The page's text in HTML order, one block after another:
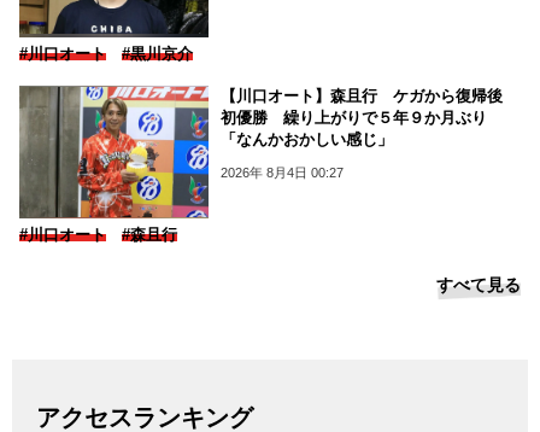
#川口オート #黒川京介
【川口オート】森且行 ケガから復帰後
初優勝 繰り上がりで５年９か月ぶり
「なんかおかしい感じ」
2026年 8月4日 00:27
#川口オート #森且行
すべて見る
アクセスランキング